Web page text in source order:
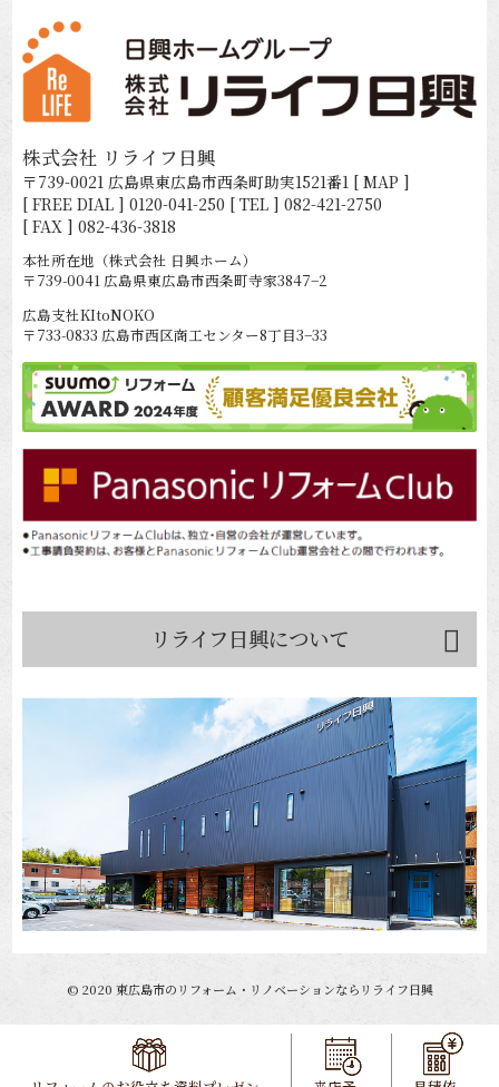
株式会社 リライフ日興
〒739-0021 広島県東広島市西条町助実1521番1 [ MAP ]
[ FREE DIAL ]0120-041-250 [ TEL ]082-421-2750
[ FAX ] 082-436-3818
本社所在地（株式会社 日興ホーム）
〒739-0041 広島県東広島市西条町寺家3847−2
広島支社KItoNOKO
〒733-0833 広島市西区商工センター8丁目3−33
リライフ日興について
© 2020 東広島市のリフォーム・リノベーションならリライフ日興